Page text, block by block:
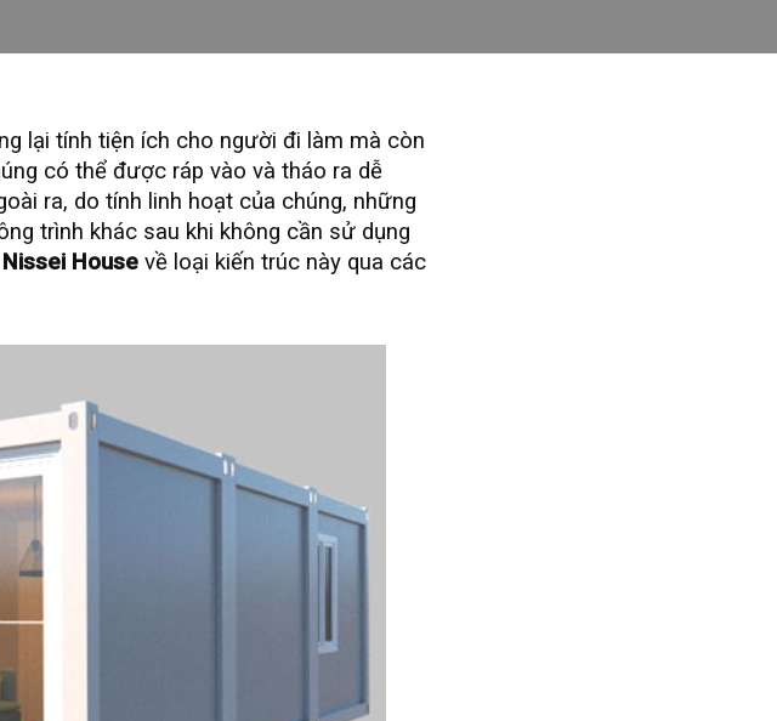
lại tính tiện ích cho người đi làm mà còn
có thể được ráp vào và tháo ra dễ
ra, do tính linh hoạt của chúng, những
trình khác sau khi không cần sử dụng
Nissei Housevề loại kiến trúc này qua các